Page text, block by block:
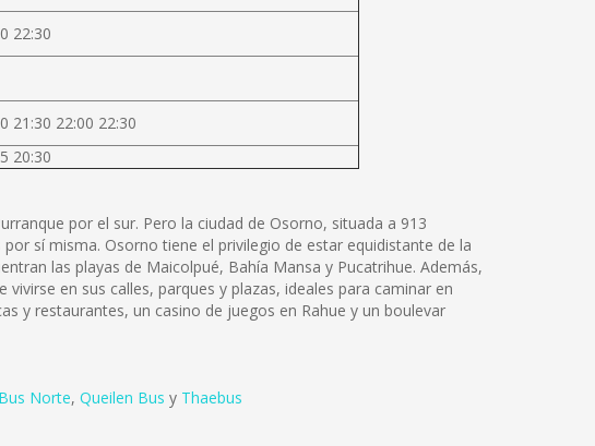
22:30
21:30 22:00 22:30
20:30
por el sur. Pero la ciudad de Osorno, situada a 913
sí misma. Osorno tiene el privilegio de estar equidistante de la
las playas de Maicolpué, Bahía Mansa y Pucatrihue. Además,
en sus calles, parques y plazas, ideales para caminar en
y restaurantes, un casino de juegos en Rahue y un boulevar
Bus Norte, Queilen Bus y Thaebus